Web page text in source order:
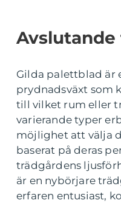
Avslutande
Gilda palettblad är
prydnadsväxt som
till vilket rum eller
varierande typer
möjlighet att välja
baserat på deras
trädgårdens
är en nybörjare
erfaren entusiast,